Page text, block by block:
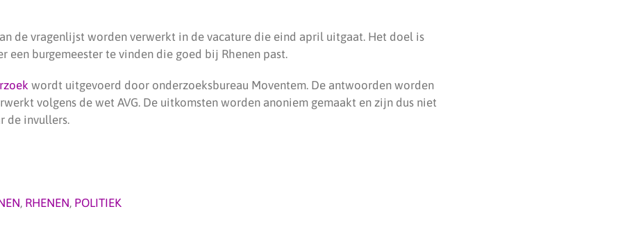
de vragenlijst worden verwerkt in de vacature die eind april uitgaat. Het doel is
een burgemeester te vinden die goed bij Rhenen past.
wordt uitgevoerd door onderzoeksbureau Moventem. De antwoorden worden
volgens de wet AVG. De uitkomsten worden anoniem gemaakt en zijn dus niet
de invullers.
, RHENEN, POLITIEK